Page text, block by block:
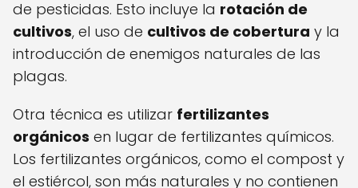
de pesticidas. Esto incluye la rotación de
cultivos, el uso de cultivos de cobertura y la
introducción de enemigos naturales de las
plagas.
Otra técnica es utilizar fertilizantes
orgánicos en lugar de fertilizantes químicos.
Los fertilizantes orgánicos, como el compost y
el estiércol, son más naturales y no contienen